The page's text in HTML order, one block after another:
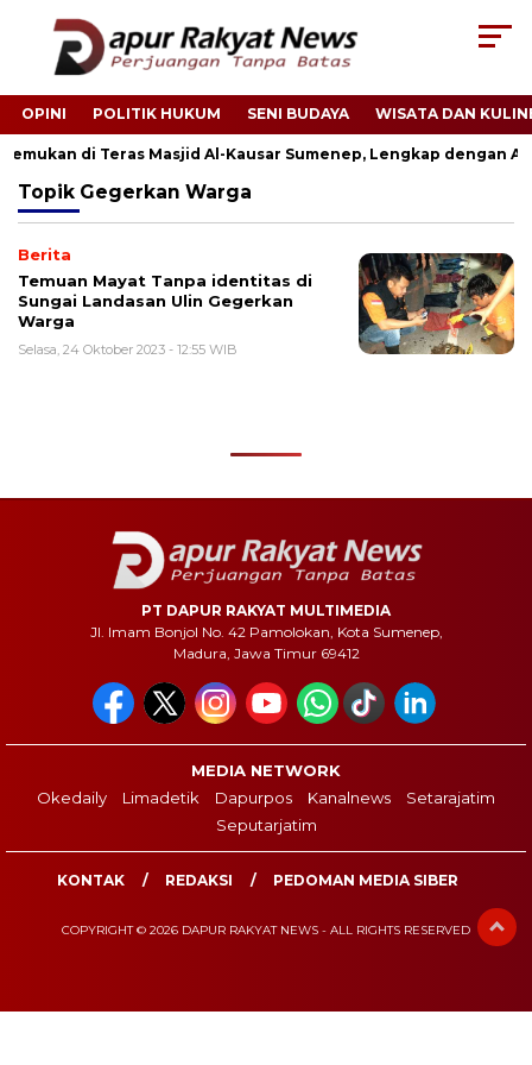
OPINI POLITIK HUKUM SENI BUDAYA WISATA DAN
di Teras Masjid Al-Kausar Sumenep, Lengkap dengan
Topik Gegerkan Warga
Berita
Temuan Mayat Tanpa identitas di
Sungai Landasan Ulin Gegerkan
Warga
Selasa, 24 Oktober 2023 - 12:55 WIB
PT DAPUR RAKYAT MULTIMEDIA
Jl. Imam Bonjol No. 42 Pamolokan, Kota Sumenep,
Madura, Jawa Timur 69412
MEDIA NETWORK
Okedaily
Limadetik Dapurpos Kanalnews
Setarajatim
Seputarjatim
KONTAK REDAKSI PEDOMAN MEDIA SIBER
COPYRIGHT © 2026 DAPUR RAKYAT NEWS - ALL RIGHTS RESERVED